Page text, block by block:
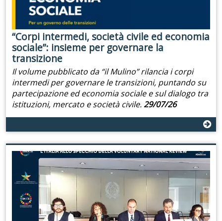
“Corpi intermedi, società civile ed economia
sociale”: insieme per governare la
transizione
Il volume pubblicato da “il Mulino” rilancia i corpi
intermedi per governare le transizioni, puntando su
partecipazione ed economia sociale e sul dialogo tra
istituzioni, mercato e società civile.29/07/26